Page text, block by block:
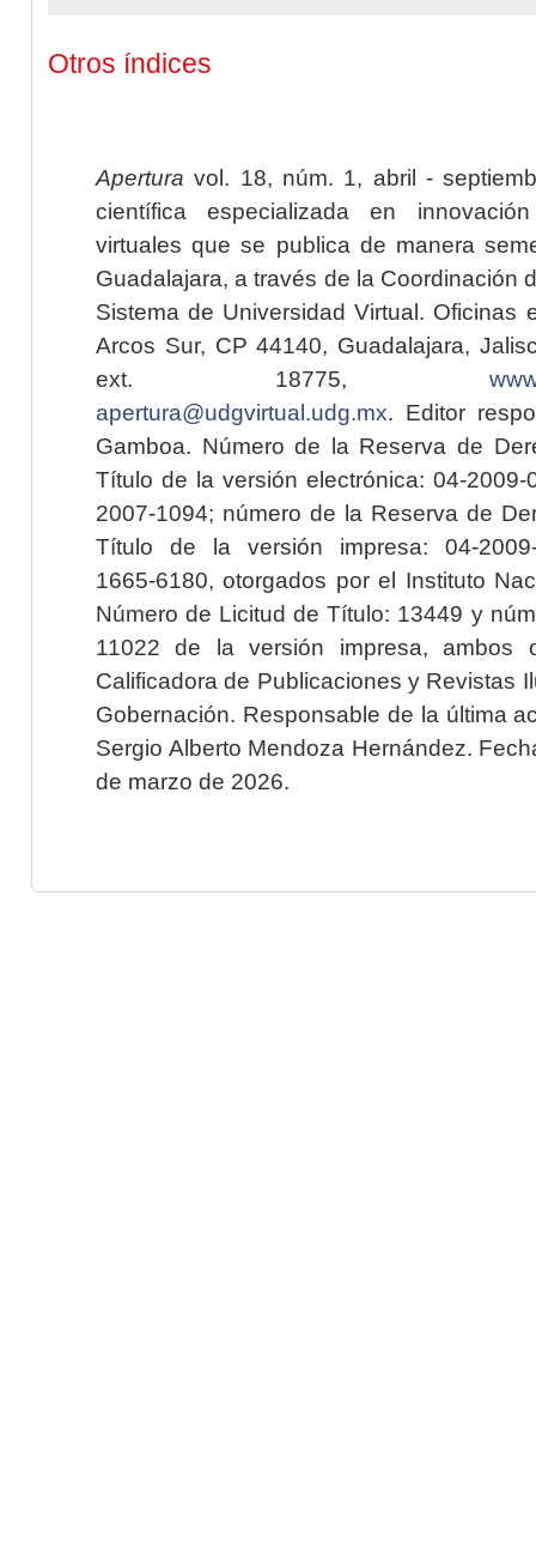
Otros índices
Apertura vol. 18, núm. 1, abril -
científica especializada en
virtuales que se publica de manera
Guadalajara, a través de la Coordinación
Sistema de Universidad Virtual. Oficinas
Arcos Sur, CP 44140, Guadalajara,
ext. 18775,
apertura@udgvirtual.udg.mx. Editor
Gamboa. Número de la Reserva de
Título de la versión electrónica: 04-2009-
2007-1094; número de la Reserva de
Título de la versión impresa: 04-2009-
1665-6180, otorgados por el Instituto
Número de Licitud de Título: 13449 y
11022 de la versión impresa, ambos
Calificadora de Publicaciones y Revistas
Gobernación. Responsable de la última
Sergio Alberto Mendoza Hernández.
de marzo de 2026.